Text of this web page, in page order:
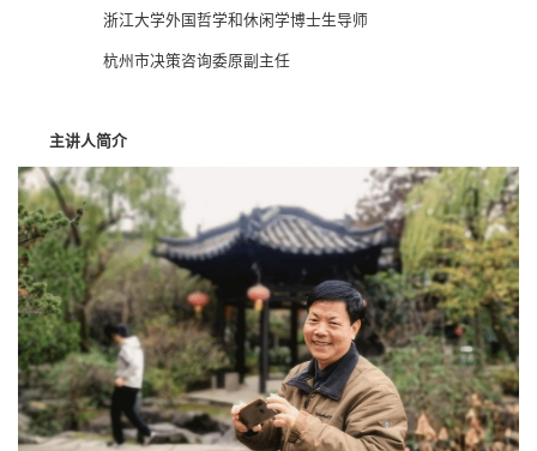
浙江大学外国哲学和休闲学博士生导师
杭州市决策咨询委原副主任
主讲人简介